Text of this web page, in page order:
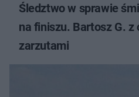
Śledztwo w sprawie
na finiszu. Bartosz G.
zarzutami